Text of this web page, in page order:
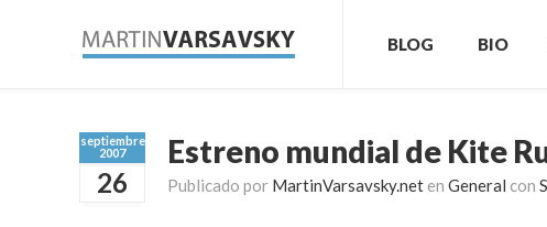
BLOG BIO
septiembre
2007
26
Estreno mundial de Kite
Publicado por MartinVarsavsky.net en General con